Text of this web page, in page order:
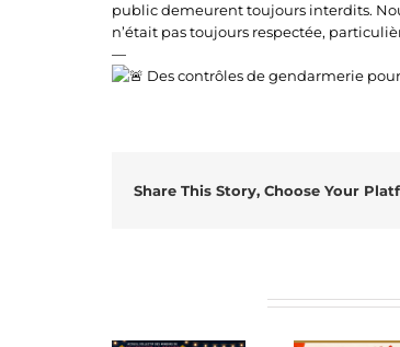
public demeurent toujours interdits.
n’était pas toujours respectée,
—
Des contrôles de gendarmerie
Share This Story, Choose Your